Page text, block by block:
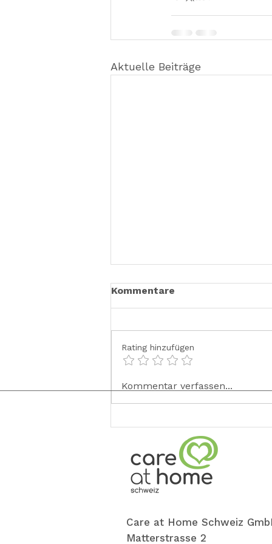
Aktuelle Beiträge
Kommentare
Rating hinzufügen
Kommentar verfassen...
Care at Home Schweiz
Matterstrasse 2